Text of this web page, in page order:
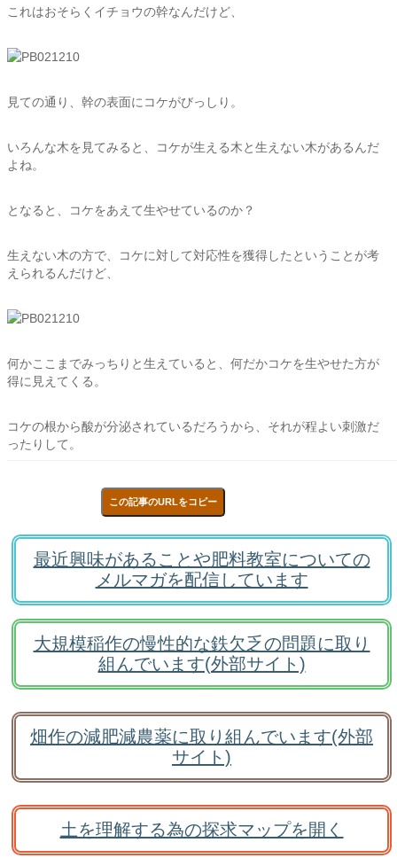
これはおそらくイチョウの幹なんだけど、
見ての通り、幹の表面にコケがびっしり。
いろんな木を見てみると、コケが生える木と生えない木があるんだ
よね。
となると、コケをあえて生やせているのか？
生えない木の方で、コケに対して対応性を獲得したということが考
えられるんだけど、
何かここまでみっちりと生えていると、何だかコケを生やせた方が
得に見えてくる。
コケの根から酸が分泌されているだろうから、それが程よい刺激だ
ったりして。
この記事のURLをコピー
最近興味があることや肥料教室についての
メルマガを配信しています
大規模稲作の慢性的な鉄欠乏の問題に取り
組んでいます(外部サイト)
畑作の減肥減農薬に取り組んでいます(外部
サイト)
土を理解する為の探求マップを開く